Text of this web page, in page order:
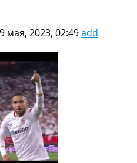
мая, 2023, 02:49add